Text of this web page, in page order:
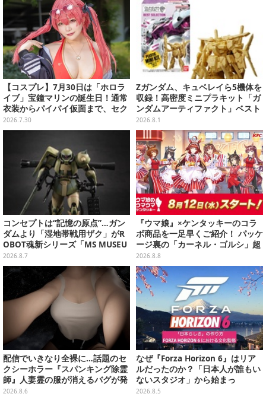
【コスプレ】7月30日は「ホロラ
イブ」宝鐘マリンの誕生日！通常
衣装からパイパイ仮面まで、セク
シーで可愛い美女レイヤーまとめ
【写真42枚】
2026.7.30
Zガンダム、キュベレイら5機体を
収録！高密度ミニプラキット「ガ
ンダムアーティファクト」ベスト
セレクションが10月発売
2026.8.1
コンセプトは“記憶の原点”…ガン
ダムより「湿地帯戦用ザク」がR
OBOT魂新シリーズ「MS MUSEU
M」で商品化！博物館イメージの
ベースも注目
2026.8.7
『ウマ娘』×ケンタッキーのコラ
ボ商品を一足早くご紹介！ パッケ
ージ裏の「カーネル・ゴルシ」超
長文コラボ告知は必見、オリジナ
ル商品はガツンと来るにんにくが
美味しくて「全銀河☆ゴルゴルチ
キン化計画」の一部になる【実物
レポ】
2026.8.8
配信でいきなり全裸に…話題のセ
クシーホラー『スパンキング除霊
師』人妻霊の服が消えるバグが発
生。「丸裸になる現象を泣きなが
2026.8.6
なぜ『Forza Horizon 6』はリア
ルだったのか？「日本人が誰もい
ないスタジオ」から始まっ
た、“生活感のある日本"の作り方
2026.8.5